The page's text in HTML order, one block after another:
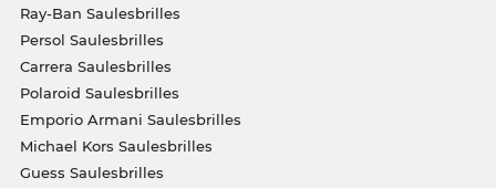
Ray-Ban Saulesbrilles
Persol Saulesbrilles
Carrera Saulesbrilles
Polaroid Saulesbrilles
Emporio Armani Saulesbrilles
Michael Kors Saulesbrilles
Guess Saulesbrilles